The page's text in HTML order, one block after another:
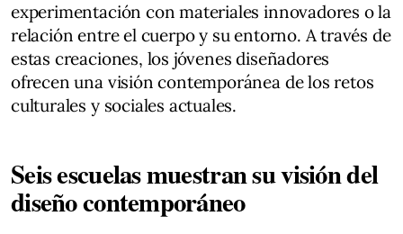
experimentación con materiales innovadores o la
relación entre el cuerpo y su entorno. A través de
estas creaciones, los jóvenes diseñadores
ofrecen una visión contemporánea de los retos
culturales y sociales actuales.
Seis escuelas muestran su visión del
diseño contemporáneo